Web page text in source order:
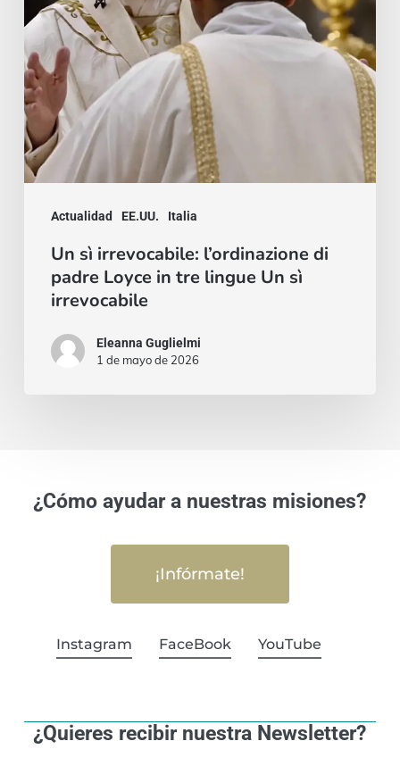
Actualidad EE.UU. Italia
Loyce
in
tre
lingue
Un
sì
irrevocabile
Un sì irrevocabile: l’ordinazione di
padre Loyce in tre lingue Un sì
irrevocabile
Eleanna Guglielmi
1 de mayo de 2026
¿Cómo ayudar a nuestras misiones?
¡Infórmate!
Instagram FaceBook YouTube
¿Quieres recibir nuestra Newsletter?